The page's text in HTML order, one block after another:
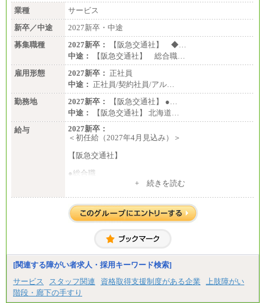
業種
サービス
新卒／中途
2027新卒・中途
募集職種
2027新卒：
【阪急交通社】 ◆…
中途：
【阪急交通社】 総合職…
雇用形態
2027新卒： 正社員
中途： 正社員/契約社員/アル…
勤務地
2027新卒：
【阪急交通社】 ●…
中途：
【阪急交通社】 北海道…
給与
2027新卒：
＜初任給（2027年4月見込み）＞
【阪急交通社】
●総合職
(※3)、239,000円(※4)、237,000円（※5）
・専門・短大卒
(※3)、218,500円(※4)、216,500円（※5）
※1…東京都、埼玉県、千葉県、神奈川県
※2…大阪府、京都府、兵庫県、滋賀県
※3…愛知県、静岡県
※4…北海道、宮城県、栃木県、群馬県、長野県、新
潟県、富山県、石川県、岡山県、広島県、山口県、
香川県、福岡県
+ 続きを読む
[関連する障がい者求人・採用キーワード検索]
サービス
スタッフ関連 資格取得支援制度がある企業
上肢障がい
階段・廊下の手すり